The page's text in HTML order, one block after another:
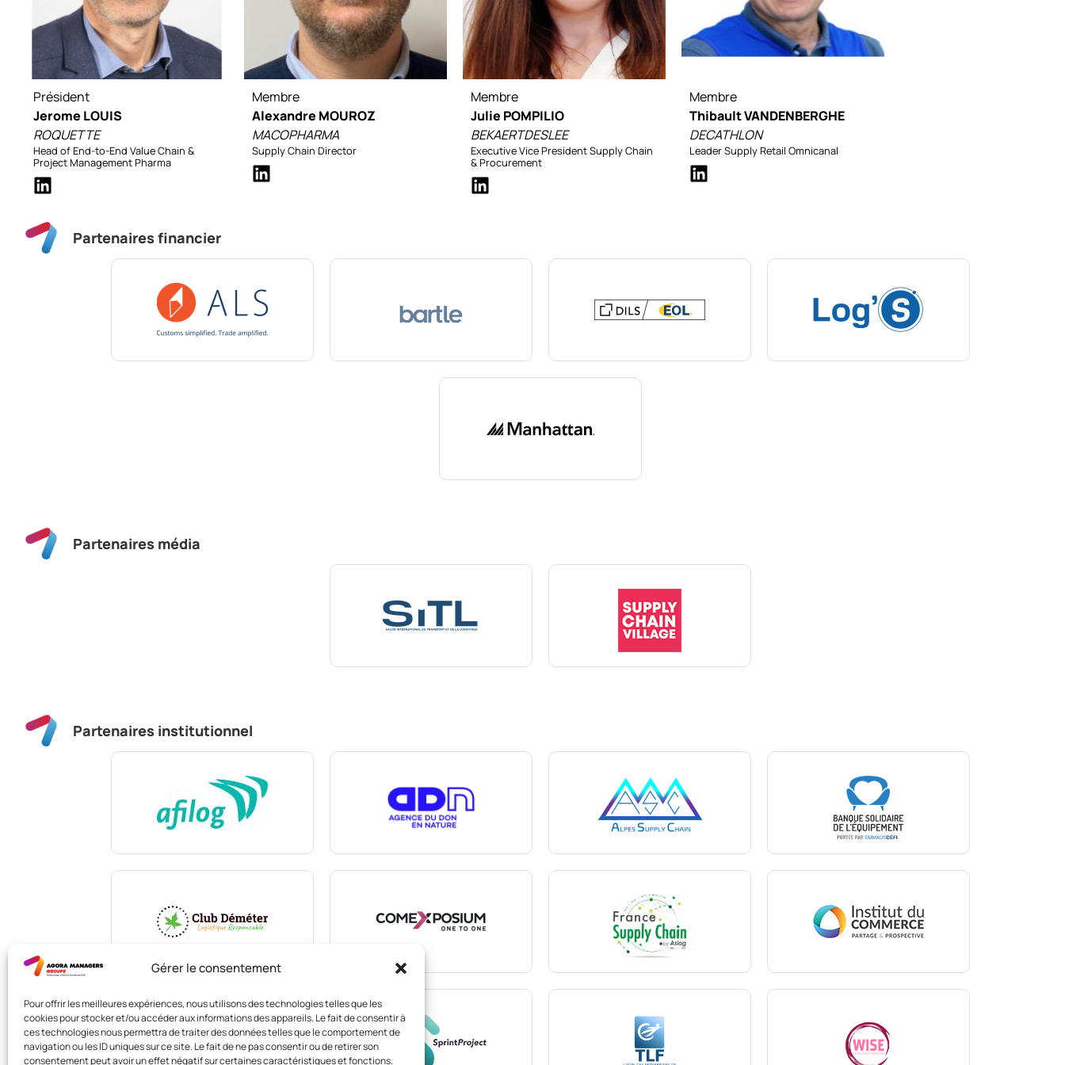
Gérer le consentement
Pour offrir les meilleures expériences, nous utilisons des technologies telles que les
cookies pour stocker et/ou accéder aux informations des appareils. Le fait de consentir à
ces technologies nous permettra de traiter des données telles que le comportement de
navigation ou les ID uniques sur ce site. Le fait de ne pas consentir ou de retirer son
consentement peut avoir un effet négatif sur certaines caractéristiques et fonctions.
Président
Jerome LOUIS
ROQUETTE
Head of End-to-End Value Chain &
Project Management Pharma
Membre
Alexandre MOUROZ
MACOPHARMA
Supply Chain Director
Membre
Julie POMPILIO
BEKAERTDESLEE
Executive Vice President Supply Chain
& Procurement
Membre
Thibault VANDENBERGHE
DECATHLON
Leader Supply Retail Omnicanal
Partenaires financier
Partenaires média
Partenaires institutionnel